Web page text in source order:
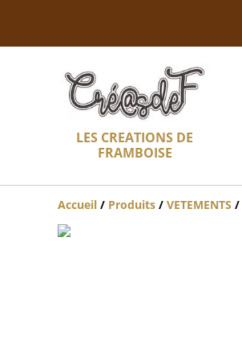
LES CREATIONS DE
FRAMBOISE
Accueil / Produits / VETEMENTS /